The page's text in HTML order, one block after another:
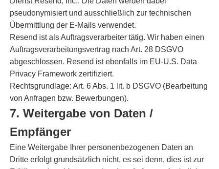
pseudonymisiert und ausschließlich zur technischen
Übermittlung der E-Mails verwendet.
Resend ist als Auftragsverarbeiter tätig. Wir haben einen
Auftragsverarbeitungsvertrag nach Art. 28 DSGVO
abgeschlossen. Resend ist ebenfalls im EU-U.S. Data
Privacy Framework zertifiziert.
Rechtsgrundlage: Art. 6 Abs. 1 lit. b DSGVO (Bearbeitung
von Anfragen bzw. Bewerbungen).
7. Weitergabe von Daten /
Empfänger
Eine Weitergabe Ihrer personenbezogenen Daten an
Dritte erfolgt grundsätzlich nicht, es sei denn, dies ist zur